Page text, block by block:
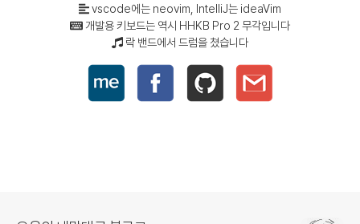
vscode에는 neovim, IntelliJ는 ideaVim
개발용 키보드는 역시 HHKB Pro 2 무각입니다
락 밴드에서 드럼을 쳤습니다